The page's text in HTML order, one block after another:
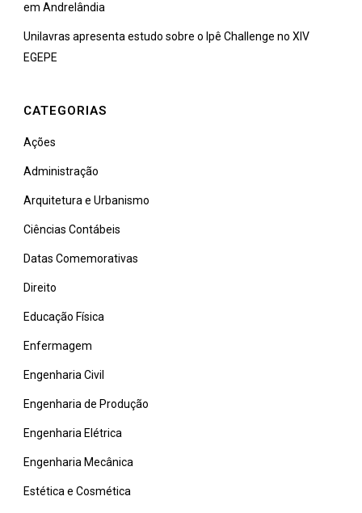
em Andrelândia
Unilavras apresenta estudo sobre o Ipê Challenge no XIV
EGEPE
CATEGORIAS
Ações
Administração
Arquitetura e Urbanismo
Ciências Contábeis
Datas Comemorativas
Direito
Educação Física
Enfermagem
Engenharia Civil
Engenharia de Produção
Engenharia Elétrica
Engenharia Mecânica
Estética e Cosmética